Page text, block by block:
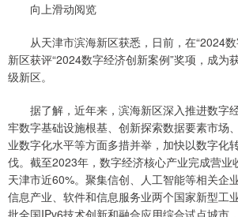
向上滑动阅览
从天津市滨海新区获悉，日前，在“2024数
新区获评“2024数字经济创新案例”奖项，成为
级新区。
据了解，近年来，滨海新区深入推进数字
牢数字基础设施根基、创新探索数据要素市场
业数字化水平等方面多措并举，加快以数字化
伐。截至2023年，数字经济核心产业完成营业
天津市近60%。聚集信创、人工智能等相关企
信息产业、软件和信息服务业两个国家新型工